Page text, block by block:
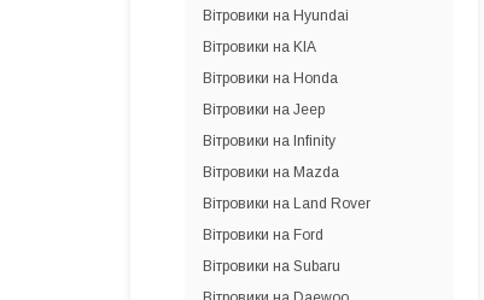
Вітровики на Hyundai
Вітровики на KIA
Вітровики на Honda
Вітровики на Jeep
Вітровики на Infinity
Вітровики на Mazda
Вітровики на Land Rover
Вітровики на Ford
Вітровики на Subaru